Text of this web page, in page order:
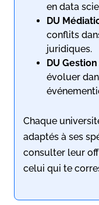
en data
DU
conflits
juridiques.
DU
évoluer
Chaque
adaptés à ses
consulter leur
celui qui te